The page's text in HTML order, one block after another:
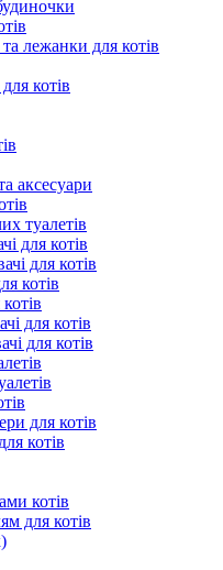
лежанки для котів
котів
аксесуари
туалетів
для котів
для котів
котів
для котів
для котів
для котів
котів
котів
для котів